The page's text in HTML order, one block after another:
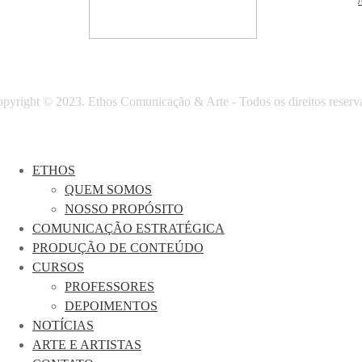
© 2023. Ethos Comunicação & Arte - Todos os direitos
ETHOS
QUEM SOMOS
NOSSO PROPÓSITO
COMUNICAÇÃO ESTRATÉGICA
PRODUÇÃO DE CONTEÚDO
CURSOS
PROFESSORES
DEPOIMENTOS
NOTÍCIAS
ARTE E ARTISTAS